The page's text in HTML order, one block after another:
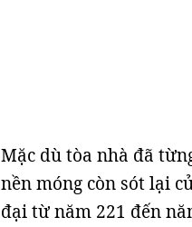
Mặc dù tòa nhà đã
nền móng còn sót lại
đại từ năm 221 đến